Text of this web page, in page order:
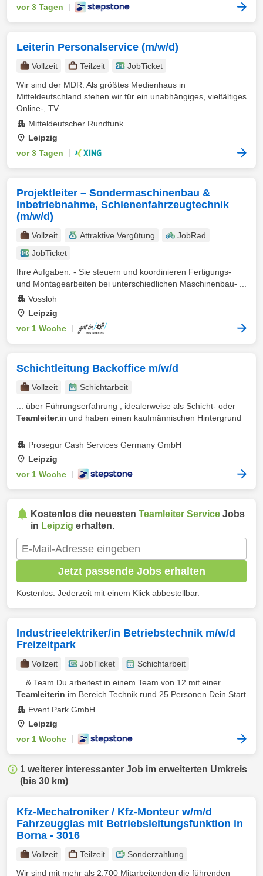
vor 3 Tagen
Leiterin Personalservice (m/w/d)
Vollzeit Teilzeit
JobTicket
Wir sind der MDR. Als größtes Medienhaus in
Mitteldeutschland stehen wir für ein unabhängiges, vielfältiges
Online-, TV ...
Mitteldeutscher Rundfunk
Leipzig
vor 3 Tagen
Projektleiter – Sondermaschinenbau &
Inbetriebnahme, Schienenfahrzeugtechnik
(m/w/d)
Vollzeit Attraktive Vergütung
JobRad
JobTicket
Ihre Aufgaben: - Sie steuern und koordinieren Fertigungs-
und Montagearbeiten bei unterschiedlichen Maschinenbau- ...
Vossloh
Leipzig
vor 1 Woche
Schichtleitung Backoffice m/w/d
Vollzeit
Schichtarbeit
... über Führungserfahrung , idealerweise als Schicht- oder
Teamleiter:in und haben einen kaufmännischen Hintergrund
Prosegur Cash Services Germany GmbH
Leipzig
vor 1 Woche
Kostenlos die neuesten Teamleiter Service Jobs
in Leipzig erhalten.
Jetzt passende Jobs erhalten
Kostenlos. Jederzeit mit einem Klick abbestellbar.
Industrieelektriker/in Betriebstechnik m/w/d
Freizeitpark
Vollzeit JobTicket
Schichtarbeit
... & Team Du arbeitest in einem Team von 12 mit einer
Teamleiterin im Bereich Technik rund 25 Personen Dein Start
Event Park GmbH
Leipzig
vor 1 Woche
1 weiterer interessanter Job im erweiterten Umkreis
(bis 30 km)
Kfz-Mechatroniker / Kfz-Monteur w/m/d
Fahrzeugglas mit Betriebsleitungsfunktion in
Borna - 3016
Vollzeit Teilzeit
Sonderzahlung
Wir sind mit mehr als 2.700 Mitarbeitenden die führenden